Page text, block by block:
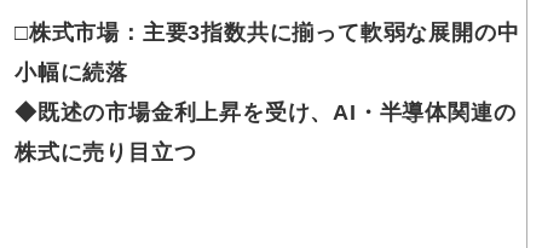
□株式市場：主要3指数共に揃って軟弱な展開の中
小幅に続落
◆既述の市場金利上昇を受け、AI・半導体関連の
株式に売り目立つ